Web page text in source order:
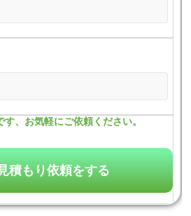
、お気軽にご依頼ください。